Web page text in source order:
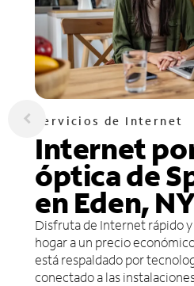
Servicios de Internet
Internet
óptica de
en Eden,
Disfruta de Internet rápido
hogar a un precio
está respaldado por
conectado a las